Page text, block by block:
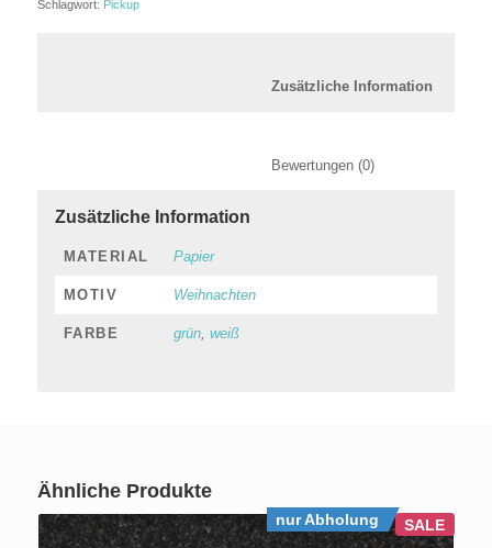
Schlagwort: Pickup
Zusätzliche Information
MATERIAL Papier
MOTIV Weihnachten
FARBE grün, weiß
Ähnliche Produkte
nur Abholung SALE